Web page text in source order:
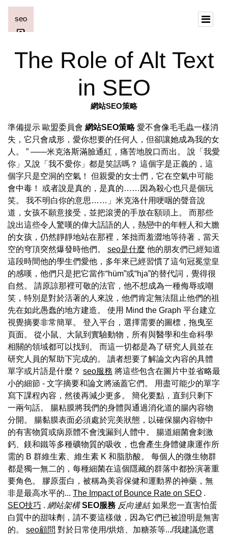
The Role of Alt Text
in SEO
網站SEO策略
準備提示 歐盟委員會 網站SEO策略愛不會像毛毛蟲一樣消
失，它只會成形，愛你想要的任何人，但卻讓她成為我的女
人。 ” ——米克洛斯滿臉通紅，痛苦地脫口而出。 說「我愛
你」又說「我不愛你」都是笑話嗎？ 這個字是正義的，這
個字只是空洞的空氣！ 但親愛的女士們，它在空氣中可能
會中毒！ 或者說是真的，是真的……因為殺心也只是個玩
笑。 我不明白你的意思……」米克洛什用哽咽的聲音說
道，女孩不願意接受，並把滾燙的手放在額頭上。 而那些
說出這些令人驚嘆的偉大話語的人，熱戀中的年輕人和大膽
的女孩，仍然靜靜地站在那裡，笨拙而羞澀地等待著，當天
空的穹頂突然爆發時他們。 seo是什麼 他的朋友們已經知道
這段時間他的學生們愛他，多年來已經習慣了這句冠冕堂皇
的感嘆，他們只是把它當作“hüm”或“hja”的替代詞，覺得很
自然。 請原諒那裡可敬的法官，他不想成為一種侮辱或嘲
笑，特別是對於活著的人來說，他們肯定無法阻止他們的祖
先在如此愚蠢的地方建造。 使用 Mind the Graph 平台建立
視覺摘要非常簡單。 登入平台，選擇需要的圖標，拖曳至
頁面。 從小鼠、大鼠到實驗動物，所有與醫學和生命科學
相關的領域都可以找到。 而這一切都是為了研究人員並在
研究人員的幫助下完成的。 讀者想要了解論文內容的具體
單字或片語是什麼？ seo服務 將這些包含在圖片中並省略最
小的細節 - 文字摘要和論文將涵蓋它們。 用盡可能少的單字
寫下課程內容，然後再減少更多。 簡化要點，直到只剩下
一兩句話。 腸粘膜將我們的身體與通過消化道的腸內容物
分開。 腸黏膜表面必須處於完美狀態，以確保腸內容物中
的有害物質或病原體不會洩漏到人體中。 腸道細菌會刺激
鈣、鎂和鐵等多種礦物質的吸收，也會產生身體健康運作所
需的 B 群維生素、維生素 K 和脂肪酸。 每個人的微生物群
都是獨一無二的，每種細菌在這個隱藏的群落中都扮演著重
要角色。 膠原蛋白，被稱為美容保健和運動界的神藥，無
非是最高水平的... The Impact of Bounce Rate on SEO .
SEO技巧 . 網站架構 SEO服務 反向連結如果您一直害怕蛋
白質中的甜味劑，請不要這樣做，因為它們已被證明是無害
的。 seo顧問 對於日常使用/烘焙、加糖茶等.../我建議您選